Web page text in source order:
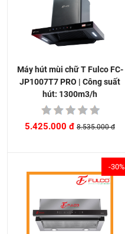
Máy hút mùi chữ T Fulco FC-
JP1007T7 PRO | Công suất
hút: 1300m3/h
5.425.000 đ 8.535.000 đ
-30%